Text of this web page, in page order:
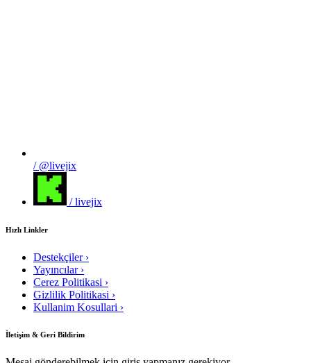
/ @livejix
/ livejix
Hızlı Linkler
Destekçiler ›
Yayıncılar ›
Cerez Politikasi ›
Gizlilik Politikasi ›
Kullanim Kosullari ›
İletişim & Geri Bildirim